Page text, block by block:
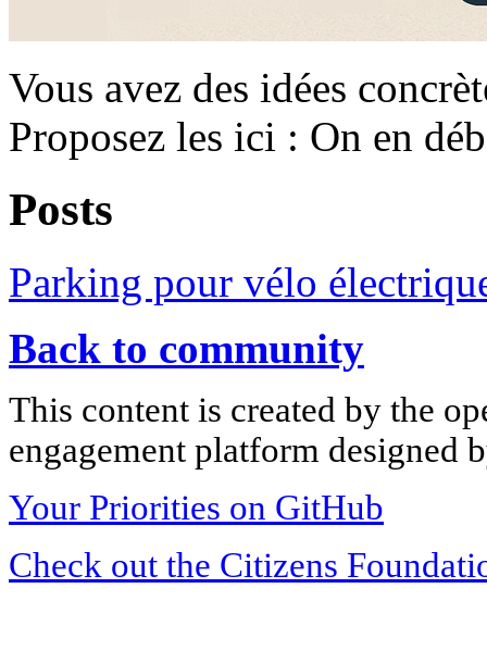
Vous avez des idées
Proposez les ici : On en
Posts
Parking pour vélo
Back to community
This content is created by the
engagement platform designed
Your Priorities on GitHub
Check out the Citizens